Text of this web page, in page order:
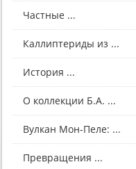
Частные ...
Каллиптериды из ...
История ...
О коллекции Б.А. ...
Вулкан Мон-Пеле: ...
Превращения ...